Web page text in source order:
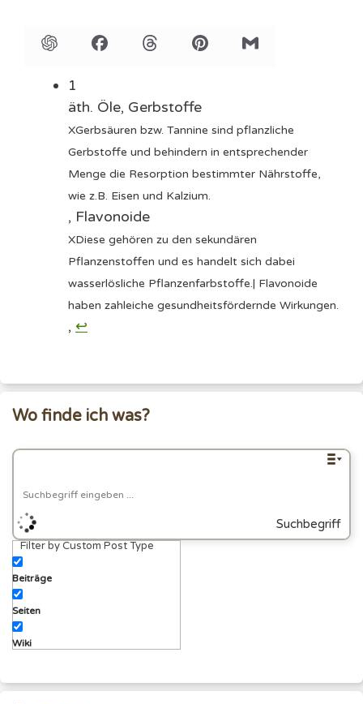
1
äth. Öle, Gerbstoffe
XGerbsäuren bzw. Tannine sind pflanzliche
Gerbstoffe und behindern in entsprechender
Menge die Resorption bestimmter Nährstoffe,
wie z.B. Eisen und Kalzium.
, Flavonoide
XDiese gehören zu den sekundären
Pflanzenstoffen und es handelt sich dabei
wasserlösliche Pflanzenfarbstoffe.| Flavonoide
haben zahleiche gesundheitsfördernde Wirkungen.
, ↩︎
Wo finde ich was?
Suchbegriff
Filter by Custom Post Type
Beiträge
Seiten
Wiki